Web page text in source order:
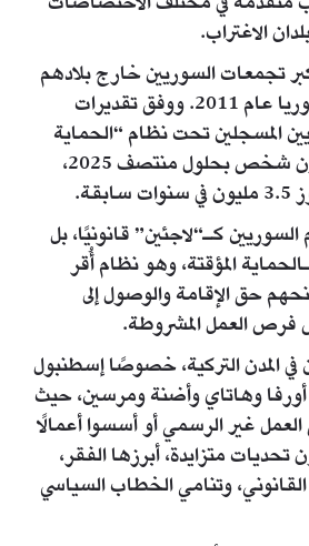
الاغتراب.
تجمعات السوريين خارج بلادهم
منذ اندلاع الحرب في سوريا عام 2011. ووفق تقديرات
المسجلين تحت نظام “الحماية
المؤقتة” نحو 2.5 مليون شخص بحلول منتصف 2025،
كـ“لاجئين” قانونيًا، بل
المؤقتة، وهو نظام أُقر
2014 ويمنحهم حق الإقامة والوصول إلى
فرص العمل المشروطة.
المدن التركية، خصوصًا إسطنبول
وهاتاي وأضنة ومرسين، حيث
غير الرسمي أو أسسوا أعمالًا
متزايدة، أبرزها الفقر،
وتنامي الخطاب السياسي